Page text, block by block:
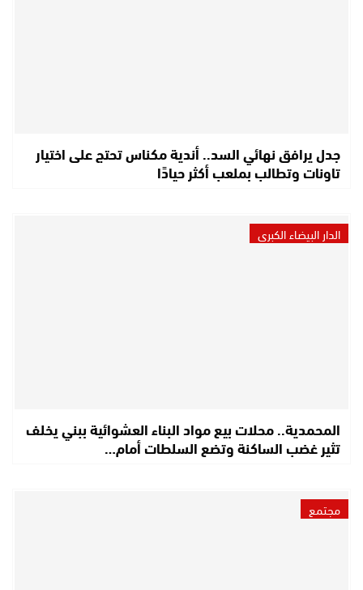
جدل يرافق نهائي السد.. أندية مكناس تحتج على اختيار
تاونات وتطالب بملعب أكثر حيادًا
الدار البيضاء الكبرى
المحمدية.. محلات بيع مواد البناء العشوائية ببني يخلف
تثير غضب الساكنة وتضع السلطات أمام…
مجتمع